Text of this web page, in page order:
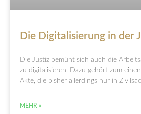
Die Digitalisierung in der
Die Justiz bemüht sich auch die
zu digitalisieren. Dazu gehört zum
Akte, die bisher allerdings nur in
MEHR »